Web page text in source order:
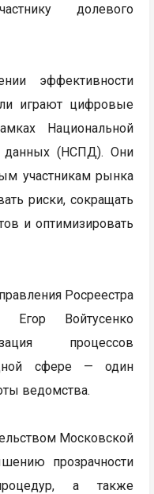
долевого
эффективности
играют цифровые
Национальной
данных (НСПД). Они
участникам рынка
риски, сокращать
и оптимизировать
Росреестра
Егор Войтусенко
процессов
сфере — один
ведомства.
Московской
прозрачности
процедур, а также